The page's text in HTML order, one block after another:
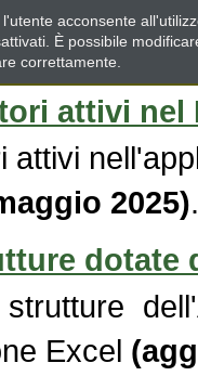
attivi
attivi
2025).
Excel
acconsente
È possibile
correttamente.